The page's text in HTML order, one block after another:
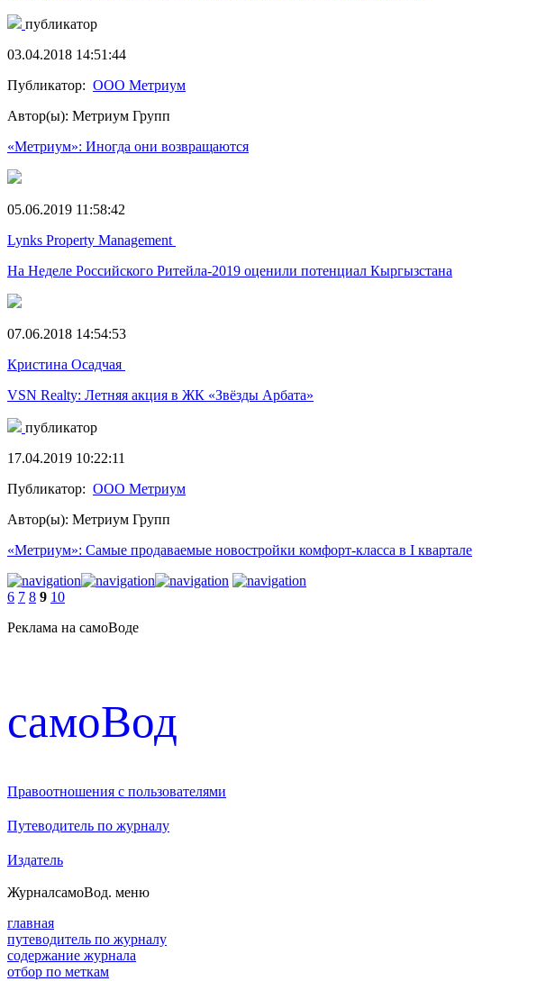
публикатор
03.04.2018 14:51:44
Публикатор: ООО Метриум
Автор(ы): Метриум Групп
«Метриум»: Иногда они возвращаются
05.06.2019 11:58:42
Lynks Property Management
На Неделе Российского Ритейла-2019 оценили потенциал Кыргызстана
07.06.2018 14:54:53
Кристина Осадчая
VSN Realty: Летняя акция в ЖК «Звёзды Арбата»
публикатор
17.04.2019 10:22:11
Публикатор: ООО Метриум
Автор(ы): Метриум Групп
«Метриум»: Самые продаваемые новостройки комфорт-класса в I квартале
6 7 8 9 10
Реклама на самоВоде
cамоВод
Правоотношения с пользователями
Путеводитель по журналу
Издатель
ЖурналсамоВод. меню
главная
путеводитель по журналу
содержание журнала
отбор по меткам